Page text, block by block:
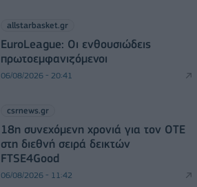
allstarbasket.gr
EuroLeague: Οι ενθουσιώδεις
πρωτοεμφανιζόμενοι
06/08/2026 - 20:41
csrnews.gr
18η συνεχόμενη χρονιά για τον ΟΤΕ
στη διεθνή σειρά δεικτών
FTSE4Good
06/08/2026 - 11:42